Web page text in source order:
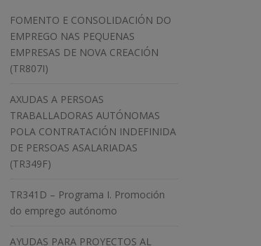
FOMENTO E CONSOLIDACIÓN DO
EMPREGO NAS PEQUENAS
EMPRESAS DE NOVA CREACIÓN
(TR807I)
AXUDAS A PERSOAS
TRABALLADORAS AUTÓNOMAS
POLA CONTRATACIÓN INDEFINIDA
DE PERSOAS ASALARIADAS
(TR349F)
TR341D – Programa I. Promoción
do emprego autónomo
AYUDAS PARA PROYECTOS AL